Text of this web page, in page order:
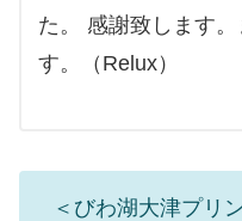
た。 感謝致します
す。（Relux）
＜びわ湖大津プリ